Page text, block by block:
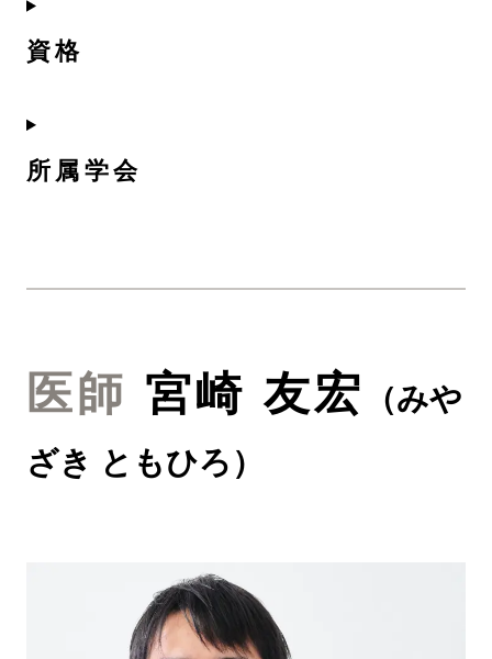
資格
所属学会
医師 宮崎 友宏 （みや
ざき ともひろ ）